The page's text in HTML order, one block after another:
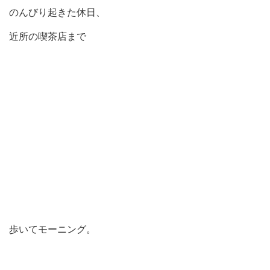
のんびり起きた休日、
近所の喫茶店まで
歩いてモーニング。